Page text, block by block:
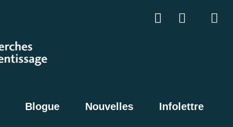
Blogue Nouvelles Infolettre